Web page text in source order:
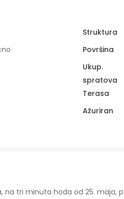
Struktura
Površina
Ukup.
spratova
Terasa
Ažuriran
na tri minuta hoda od 25. maja,